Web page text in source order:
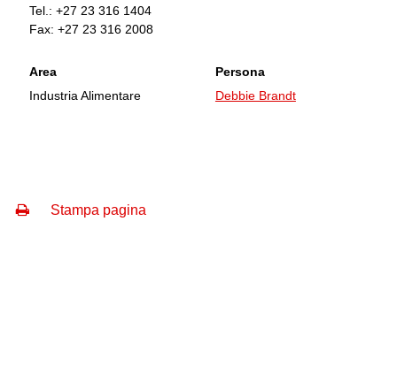
Tel.: +27 23 316 1404
Fax: +27 23 316 2008
Area
Persona
Industria Alimentare
Debbie Brandt
Stampa pagina